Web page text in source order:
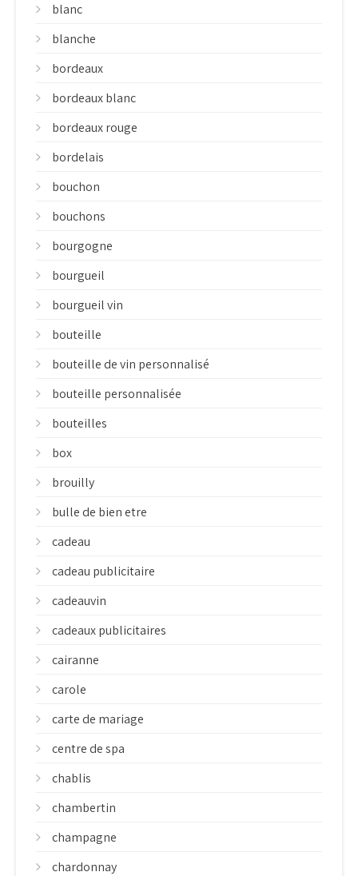
blanc
blanche
bordeaux
bordeaux blanc
bordeaux rouge
bordelais
bouchon
bouchons
bourgogne
bourgueil
bourgueil vin
bouteille
bouteille de vin personnalisé
bouteille personnalisée
bouteilles
box
brouilly
bulle de bien etre
cadeau
cadeau publicitaire
cadeauvin
cadeaux publicitaires
cairanne
carole
carte de mariage
centre de spa
chablis
chambertin
champagne
chardonnay